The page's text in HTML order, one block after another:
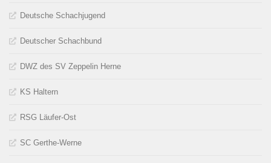
Deutsche Schachjugend
Deutscher Schachbund
DWZ des SV Zeppelin Herne
KS Haltern
RSG Läufer-Ost
SC Gerthe-Werne